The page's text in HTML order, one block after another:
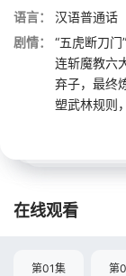
语言：
汉语普通话
剧情：
“五虎断刀
连斩魔教六
弃子，最终
塑武林规则
在线观看
第01集 第